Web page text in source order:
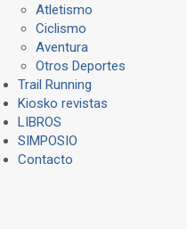
Atletismo
Ciclismo
Aventura
Otros Deportes
Trail Running
Kiosko revistas
LIBROS
SIMPOSIO
Contacto